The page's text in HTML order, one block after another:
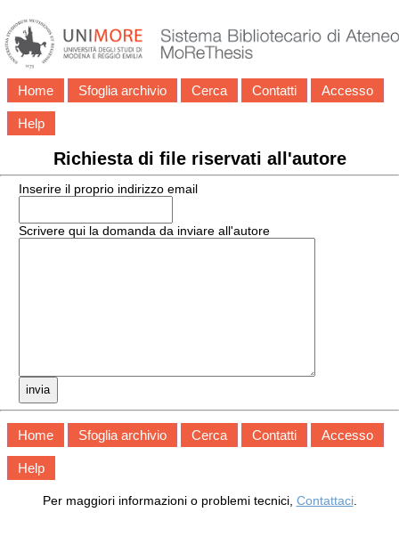
Home Sfoglia archivio Cerca Contatti Accesso
Help
Richiesta di file riservati all'autore
Inserire il proprio indirizzo email
Scrivere qui la domanda da inviare all'autore
Home Sfoglia archivio Cerca Contatti Accesso
Help
Per maggiori informazioni o problemi tecnici, Contattaci.